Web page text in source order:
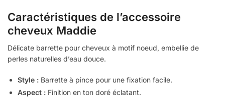
Caractéristiques de l’accessoire
cheveux Maddie
Délicate barrette pour cheveux à motif noeud, embellie de
perles naturelles d’eau douce.
Style : Barrette à pince pour une fixation facile.
Aspect : Finition en ton doré éclatant.